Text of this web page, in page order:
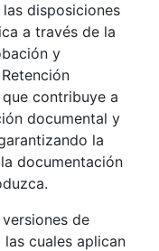
disposiciones
a través de la
y
contribuye a
documental y
la
documentación
de
cuales aplican